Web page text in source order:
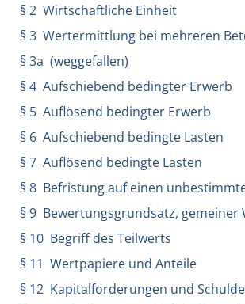
§ 2 Wirtschaftliche Einheit
§ 3 Wertermittlung bei mehreren
§ 3a (weggefallen)
§ 4 Aufschiebend bedingter Erwerb
§ 5 Auflösend bedingter Erwerb
§ 6 Aufschiebend bedingte Lasten
§ 7 Auflösend bedingte Lasten
§ 8 Befristung auf einen
§ 9 Bewertungsgrundsatz, gemeiner
§ 10 Begriff des Teilwerts
§ 11 Wertpapiere und Anteile
§ 12 Kapitalforderungen und